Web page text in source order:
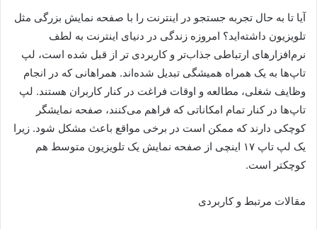
آیا تا به حال تجربه جستجو در اینترنت را با صفحه نمایش بزرگی مثل
تلویزیون داشته‌اید؟ امروزه زندگی در دنیای اینترنت به لطف
نرم‌افزار‌های ارتباطی جذاب‌تر و کاربردی ‌تر از قبل شده است، لپ‌
تاپ‌ها‌ به یک همراه همیشگی تبدیل شده‌اند. همراهانی که در انجام
وظایف شغلی، مطالعه و اوقات فراغت در کنار کاربران هستند. لپ
تاپ‌ها در کنار تمام امکاناتی که فراهم می‌کنند‌، صفحه نمایشگر
کوچکی دارند که ممکن است در برخی مواقع باعث مشکل شود. زیرا
یک لپ تاپ ۱۷ اینچی از صفحه نمایش یک تلویزیون متوسط هم
کوچکتر است.
مقالات مرتبط و کاربردی